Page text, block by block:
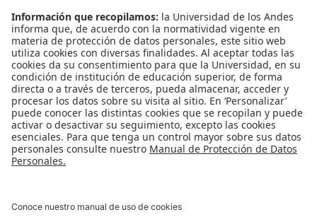
Leer Más
Leer Más
Leer Más
Ver más Noticias...
Ver más Eventos...
Apoyo Financiero
Reconocimiento como Universidad: Decreto 1297 del 30 de mayo de